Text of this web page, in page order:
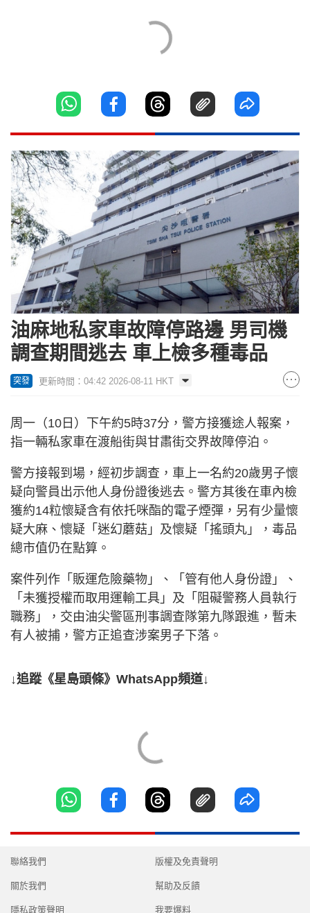
油麻地私家車故障停路邊 男司機
調查期間逃去 車上檢多種毒品
突發 更新時間：04:42 2026-08-11 HKT
周一（10日）下午約5時37分，警方接獲途人報案，
指一輛私家車在渡船街與甘肅街交界故障停泊。
警方接報到場，經初步調查，車上一名約20歲男子懷
疑向警員出示他人身份證後逃去。警方其後在車內檢
獲約14粒懷疑含有依托咪酯的電子煙彈，另有少量懷
疑大麻、懷疑「迷幻蘑菇」及懷疑「搖頭丸」，毒品
總市值仍在點算。
案件列作「販運危險藥物」、「管有他人身份證」、
「未獲授權而取用運輸工具」及「阻礙警務人員執行
職務」，交由油尖警區刑事調查隊第九隊跟進，暫未
有人被捕，警方正追查涉案男子下落。
↓追蹤《星島頭條》WhatsApp頻道↓
聯絡我們
關於我們
隱私政策聲明
版權及免責聲明
幫助及反饋
我要爆料